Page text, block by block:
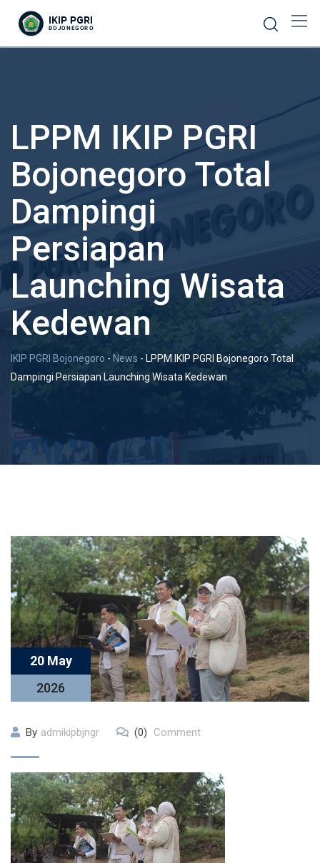
LPPM IKIP PGRI
Bojonegoro Total
Dampingi
Persiapan
Launching Wisata
Kedewan
IKIP PGRI Bojonegoro - News - LPPM IKIP PGRI Bojonegoro Total
Dampingi Persiapan Launching Wisata Kedewan
20 May
2026
By admikipbjngr (0) Comment